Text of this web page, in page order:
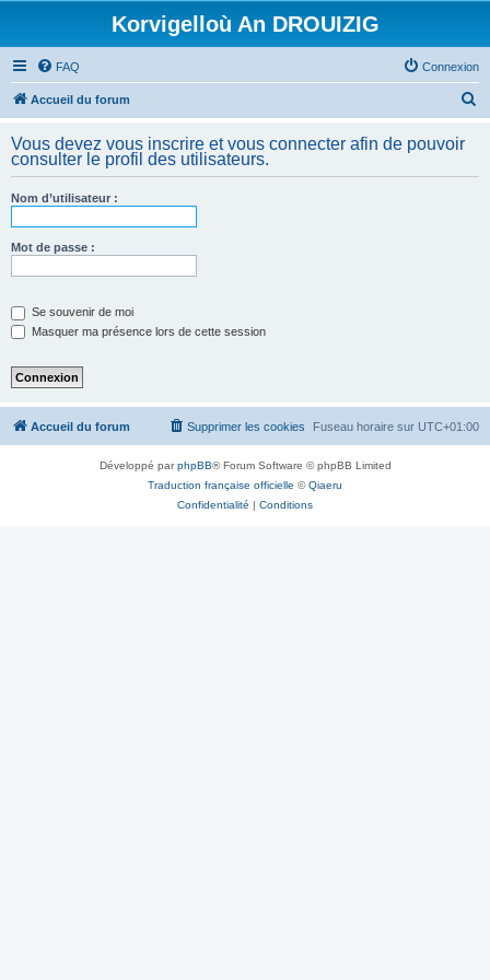
Korvigelloù An DROUIZIG
FAQ Connexion
Accueil du forum
h
Vous devez vous inscrire et vous connecter afin de pouvoir
consulter le profil des utilisateurs.
Nom d’utilisateur :
Mot de passe :
Se souvenir de moi
Masquer ma présence lors de cette session
Accueil du forum Fuseau horaire sur UTC+01:00
Supprimer les cookies
Développé parphpBB® Forum Software © phpBB Limited
Traduction française officielle ©Qiaeru
Confidentialité | Conditions